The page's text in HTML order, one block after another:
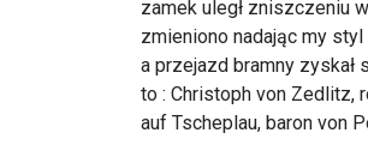
zamek uległ zniszczeniu
zmieniono nadając my
a przejazd bramny zyskał
to : Christoph von Zedlitz,
auf Tscheplau, baron von